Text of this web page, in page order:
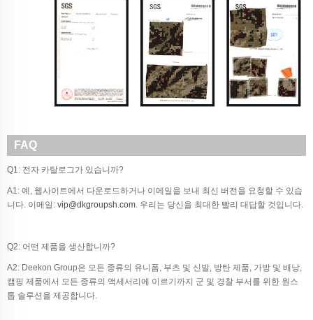
FAQ
Q1: 전자 카탈로그가 있습니까?
A1: 예, 웹사이트에서 다운로드하거나 이메일을 보내 최신 버전을 요청할 수 있습
니다. 이메일: vip@dkgroupsh.com. 우리는 당신을 최대한 빨리 대답할 것입니다.
Q2: 어떤 제품을 생산합니까?
A2: Deekon Group은 모든 종류의 유니폼, 부츠 및 신발, 방탄 제품, 가방 및 배낭,
캠핑 제품에서 모든 종류의 액세서리에 이르기까지 군 및 경찰 부서를 위한 원스
톱 솔루션을 제공합니다.